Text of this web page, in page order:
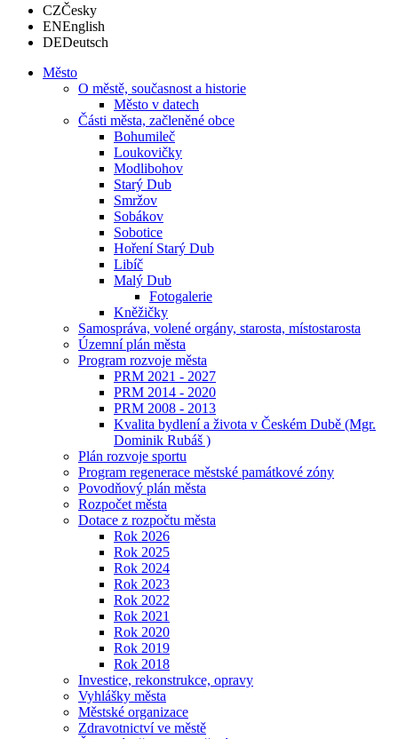
CZČesky
ENEnglish
DEDeutsch
Město
O městě, současnost a historie
Město v datech
Části města, začleněné obce
Bohumileč
Loukovičky
Modlibohov
Starý Dub
Smržov
Sobákov
Sobotice
Hoření Starý Dub
Libíč
Malý Dub
Fotogalerie
Kněžičky
Samospráva, volené orgány, starosta, místostarosta
Územní plán města
Program rozvoje města
PRM 2021 - 2027
PRM 2014 - 2020
PRM 2008 - 2013
Kvalita bydlení a života v Českém Dubě (Mgr.
Dominik Rubáš )
Plán rozvoje sportu
Program regenerace městské památkové zóny
Povodňový plán města
Rozpočet města
Dotace z rozpočtu města
Rok 2026
Rok 2025
Rok 2024
Rok 2023
Rok 2022
Rok 2021
Rok 2020
Rok 2019
Rok 2018
Investice, rekonstrukce, opravy
Vyhlášky města
Městské organizace
Zdravotnictví ve městě